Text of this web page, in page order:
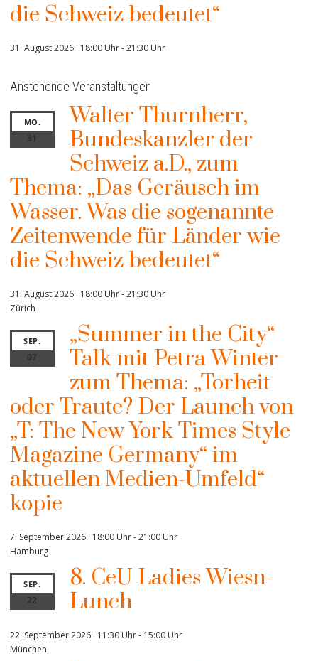
die Schweiz bedeutet“
31. August 2026 · 18:00 Uhr-21:30 Uhr
Anstehende Veranstaltungen
MO.
31
Walter Thurnherr,
Bundeskanzler der
Schweiz a.D., zum
Thema: „Das Geräusch im
Wasser. Was die sogenannte
Zeitenwende für Länder wie
die Schweiz bedeutet“
31. August 2026 · 18:00 Uhr-21:30 Uhr
Zürich
SEP.
07
„Summer in the City“
Talk mit Petra Winter
zum Thema: „Torheit
oder Traute? Der Launch von
„T: The New York Times Style
Magazine Germany“ im
aktuellen Medien-Umfeld“
kopie
7. September 2026 · 18:00 Uhr-21:00 Uhr
Hamburg
SEP.
22
8. CeU Ladies Wiesn-
Lunch
22. September 2026 · 11:30 Uhr- 15:00 Uhr
München